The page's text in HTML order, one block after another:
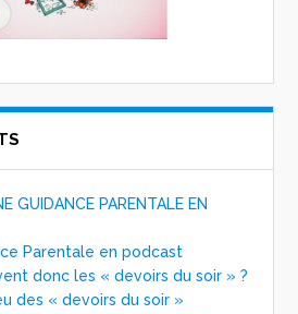
GUIDANCE PARENTALE EN
Parentale en podcast
donc les « devoirs du soir » ?
des « devoirs du soir »